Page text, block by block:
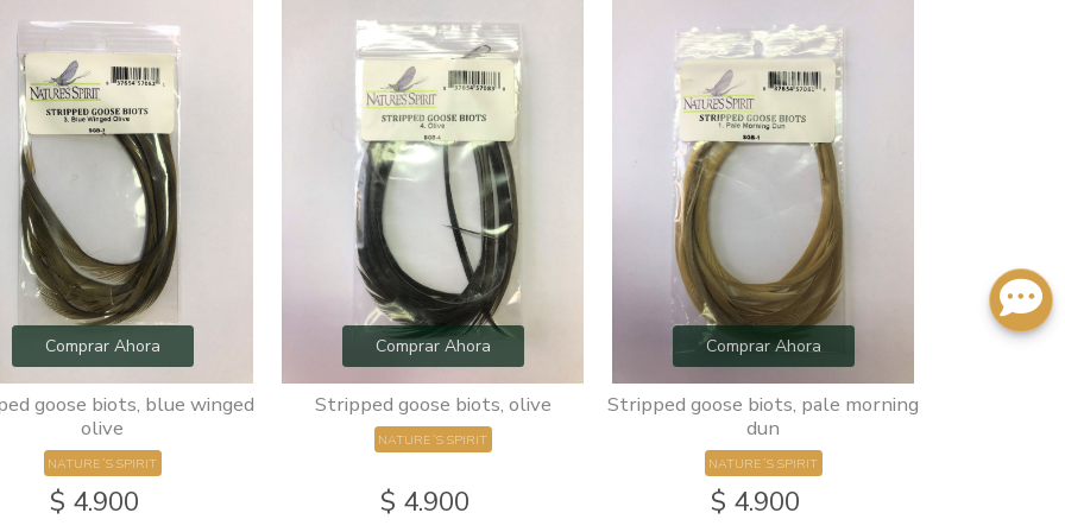
Comprar Ahora
goose biots, blue winged
olive
NATURE´S SPIRIT
$ 4.900
Comprar Ahora
Stripped goose biots, olive
NATURE´S SPIRIT
$ 4.900
Comprar Ahora
Stripped goose biots, pale morning
dun
NATURE´S SPIRIT
$ 4.900